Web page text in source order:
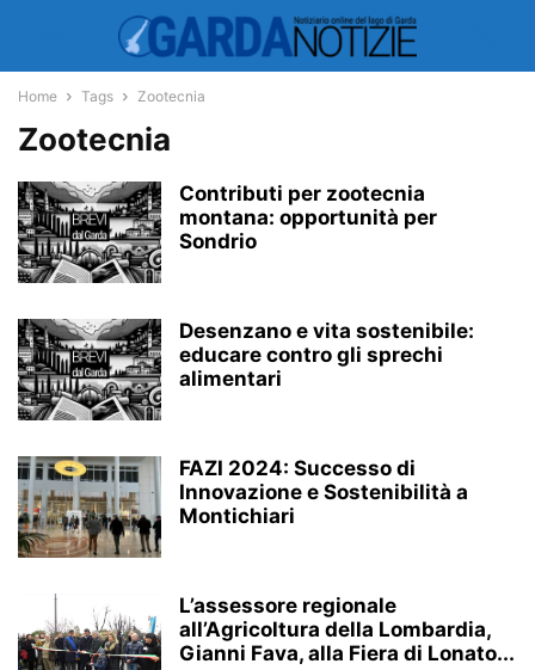
Home Tags Zootecnia
Zootecnia
Contributi per zootecnia
montana: opportunità per
Sondrio
Desenzano e vita sostenibile:
educare contro gli sprechi
alimentari
FAZI 2024: Successo di
Innovazione e Sostenibilità a
Montichiari
L’assessore regionale
all’Agricoltura della Lombardia,
Gianni Fava, alla Fiera di Lonato...